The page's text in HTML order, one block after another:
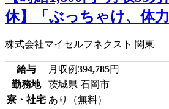
休】「ぶっちゃけ、体
株式会社マイセルフネクスト 関東
給与 月収例394,785円
勤務地
茨城県 石岡市
寮・社宅 あり（無料）